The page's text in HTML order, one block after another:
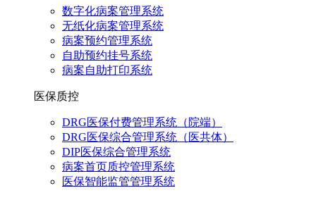
数字化病案管理系统
无纸化病案管理系统
病案预约管理系统
自助预约挂号系统
病案自助打印系统
医保质控
DRG医保付费管理系统（院端）
DRG医保综合管理系统（医共体）
DIP医保综合管理系统
病案首页质控管理系统
医保智能监管管理系统